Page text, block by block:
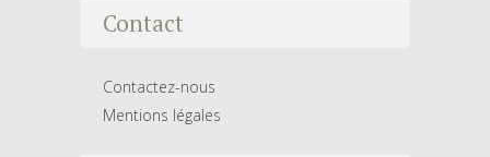
Contact
Contactez-nous
Mentions légales